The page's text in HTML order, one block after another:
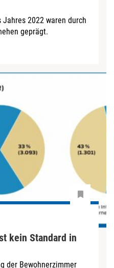
2022 waren durch
geprägt.
kein Standard in
der Bewohnerzimmer